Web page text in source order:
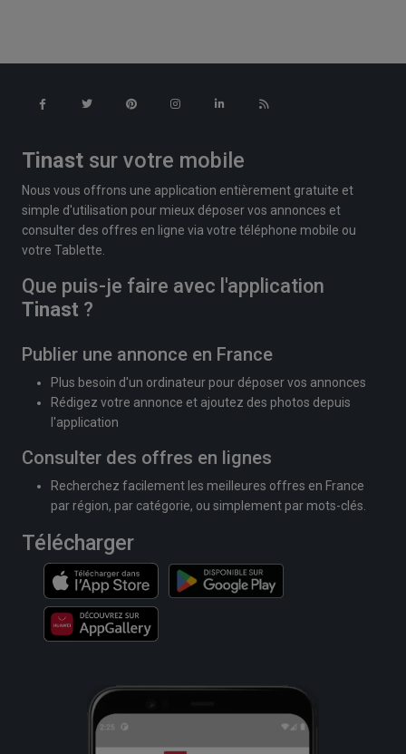
Tinast sur votre mobile
Nous vous offrons une application entièrement gratuite et
simple d'utilisation pour mieux déposer vos annonces et
consulter des offres en ligne via votre téléphone mobile ou
votre Tablette.
Que puis-je faire avec l'application
Tinast ?
Publier une annonce en France
Plus besoin d'un ordinateur pour déposer vos annonces
Rédigez votre annonce et ajoutez des photos depuis
l'application
Consulter des offres en lignes
Recherchez facilement les meilleures offres en France
par région, par catégorie, ou simplement par mots-clés.
Télécharger